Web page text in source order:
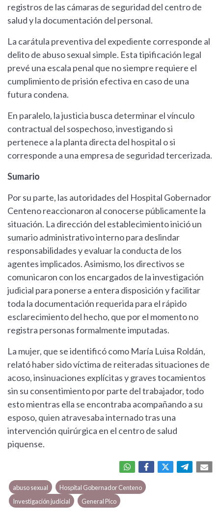
registros de las cámaras de seguridad del centro de
salud y la documentación del personal.
La carátula preventiva del expediente corresponde al
delito de abuso sexual simple. Esta tipificación legal
prevé una escala penal que no siempre requiere el
cumplimiento de prisión efectiva en caso de una
futura condena.
En paralelo, la justicia busca determinar el vínculo
contractual del sospechoso, investigando si
pertenece a la planta directa del hospital o si
corresponde a una empresa de seguridad tercerizada.
Sumario
Por su parte, las autoridades del Hospital Gobernador
Centeno reaccionaron al conocerse públicamente la
situación. La dirección del establecimiento inició un
sumario administrativo interno para deslindar
responsabilidades y evaluar la conducta de los
agentes implicados. Asimismo, los directivos se
comunicaron con los encargados de la investigación
judicial para ponerse a entera disposición y facilitar
toda la documentación requerida para el rápido
esclarecimiento del hecho, que por el momento no
registra personas formalmente imputadas.
La mujer, que se identificó como María Luisa Roldán,
relató haber sido víctima de reiteradas situaciones de
acoso, insinuaciones explícitas y graves tocamientos
sin su consentimiento por parte del trabajador, todo
esto mientras ella se encontraba acompañando a su
esposo, quien atravesaba internado tras una
intervención quirúrgica en el centro de salud
piquense.
abuso sexual
Hospital Gobernador Centeno
Investigación judicial
General Pico